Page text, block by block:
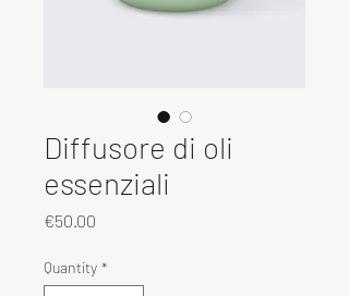
Diffusore di oli
essenziali
€50.00
Quantity *